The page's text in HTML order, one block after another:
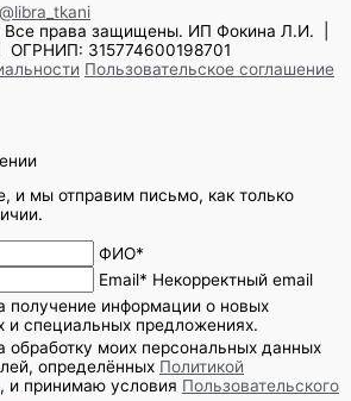
@libra_tkani
права защищены. ИП Фокина Л.И. |
315774600198701
Пользовательское соглашение
и мы отправим письмо, как только
ФИО*
Email* Некорректный email
получение информации о новых
и специальных предложениях.
обработку моих персональных данных
определённых Политикой
, и принимаю условия Пользовательского